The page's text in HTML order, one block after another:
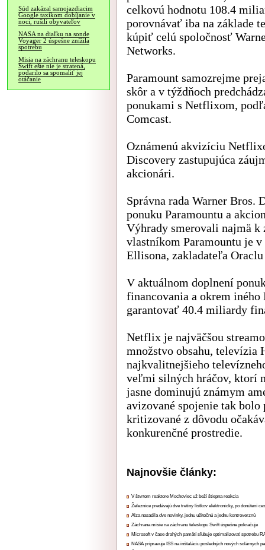
Súd zakázal samojazdiacim
Google taxíkom dobíjanie v
noci, rušili obyvateľov
NASA na diaľku na sonde
Voyager 2 úspešne znížila
spotrebu
Misia na záchranu teleskopu
Swift ešte nie je stratená,
podarilo sa spomaliť jej
otáčanie
celkovú hodnotu 108.4
porovnávať iba na základe
kúpiť celú spoločnosť
Networks.
Paramount samozrejme
skôr a v týždňoch
ponukami s Netflixom,
Comcast.
Oznámenú akvizíciu
Discovery zastupujúca
akcionári.
Správna rada Warner Bros.
ponuku Paramountu a
Výhrady smerovali najmä k
vlastníkom Paramountu je
Ellisona, zakladateľa
V aktuálnom doplnení
financovania a okrem
garantovať 40.4 miliardy
Netflix je najväčšou
množstvo obsahu, televízia
najkvalitnejšieho
veľmi silných hráčov, ktorí
jasne dominujú známym
avizované spojenie tak
kritizované z dôvodu
konkurenčné prostredie.
Najnovšie články:
V štvrtom reaktore Mochoviec už beží štiepna reakcia
Železnice predávajú dve tretiny lístkov elektronicky, po donútení
Alza nasadila dve novinky, jednu užitočnú a jednu kontroverznú
Záchrana misie na záchranu teleskopu Swift úspešne pokračuje
Microsoft v čase drahých pamätí sľubuje optimalizovať spotrebu
NASA pripravuje ISS na inštaláciu posledných nových solárnych